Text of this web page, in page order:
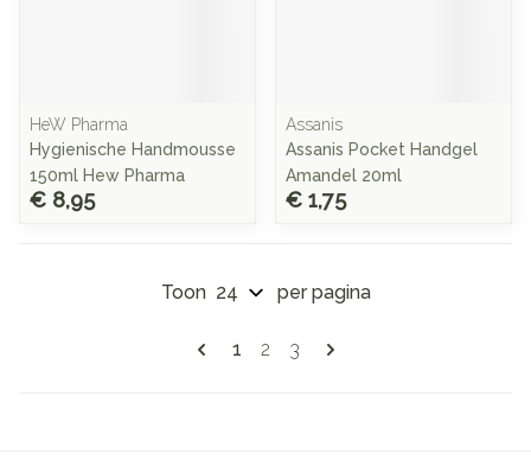
HeW Pharma
Hygienische Handmousse
150ml Hew Pharma
€ 8,95
Assanis
Assanis Pocket Handgel
Amandel 20ml
€ 1,75
Pagina's
U lees momenteel pagina
1 Pagina
2 Pagina
3
Toon per pagina